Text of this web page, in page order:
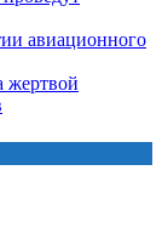
авиационного
жертвой